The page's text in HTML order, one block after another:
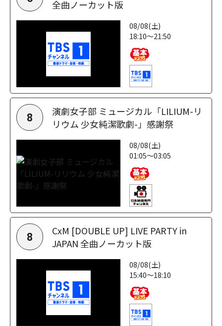
全曲ノーカット版
08/08(土)
18:10～21:50
8
演劇女子部 ミュージカル「LILIUM-リ
リウム 少女純潔歌劇-」感謝祭
08/08(土)
01:05～03:05
8
CxM [DOUBLE UP] LIVE PARTY in
JAPAN 全曲ノーカット版
08/08(土)
15:40～18:10